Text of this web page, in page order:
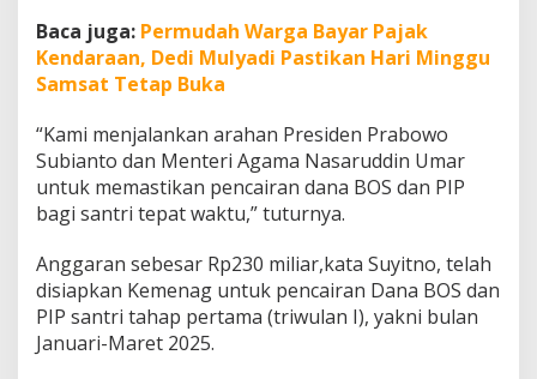
e
l
a
g
L
e
b
a
a
Baca juga: Permudah Warga Bayar Pajak
Kendaraan, Dedi Mulyadi Pastikan Hari Minggu
Samsat Tetap Buka
“Kami menjalankan arahan Presiden Prabowo
Subianto dan Menteri Agama Nasaruddin Umar
untuk memastikan pencairan dana BOS dan PIP
bagi santri tepat waktu,” tuturnya.
Anggaran sebesar Rp230 miliar,kata Suyitno, telah
disiapkan Kemenag untuk pencairan Dana BOS dan
PIP santri tahap pertama (triwulan I), yakni bulan
Januari-Maret 2025.